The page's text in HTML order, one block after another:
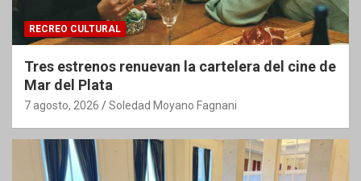
RECREO CULTURAL
Tres estrenos renuevan la cartelera del cine de
Mar del Plata
7 agosto, 2026 Soledad Moyano Fagnani